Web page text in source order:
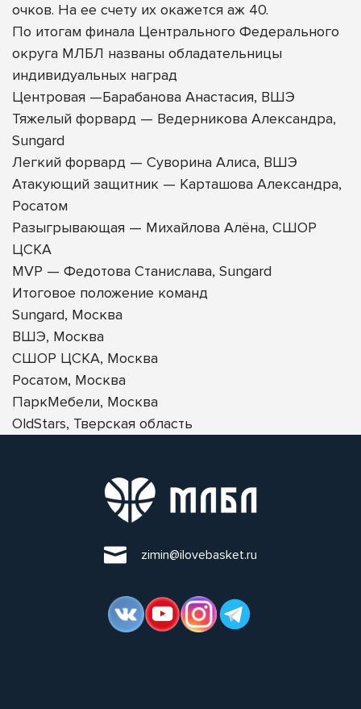
очков. На ее счету их окажется аж 40.
По итогам финала Центрального Федерального
округа МЛБЛ названы обладательницы
индивидуальных наград
Центровая —Барабанова Анастасия, ВШЭ
Тяжелый форвард — Ведерникова Александра,
Sungard
Легкий форвард — Суворина Алиса, ВШЭ
Атакующий защитник — Карташова Александра,
Росатом
Разыгрывающая — Михайлова Алёна, СШОР
ЦСКА
MVP — Федотова Станислава, Sungard
Итоговое положение команд
Sungard, Москва
ВШЭ, Москва
СШОР ЦСКА, Москва
Росатом, Москва
ПаркМебели, Москва
OldStars, Тверская область
zimin@ilovebasket.ru